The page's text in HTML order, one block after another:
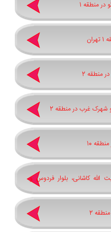
منطقه 1
منطقه 2
شهرک غرب در منطقه 2
10
الله کاشانی، بلوار فردوس و
2